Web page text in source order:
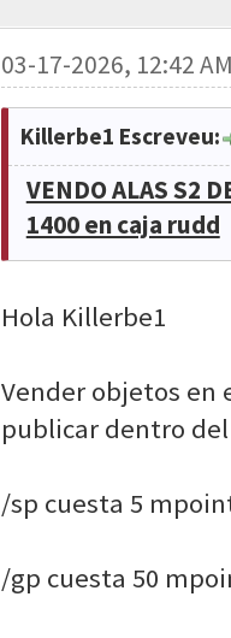
03-17-2026, 12:42
Killerbe1 Escreveu:
VENDO ALAS S2
1400 en caja rudd
Hola Killerbe1
Vender objetos en
publicar dentro
/sp cuesta 5
/gp cuesta 50